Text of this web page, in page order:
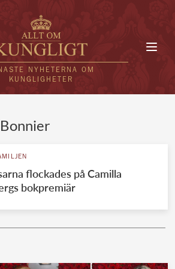
NYHETERNA OM
KUNGLIGHETER
UTLÄNDSKT
KUNGAHUS
Brittiska kungahuset
flockades på Camilla
bokpremiär